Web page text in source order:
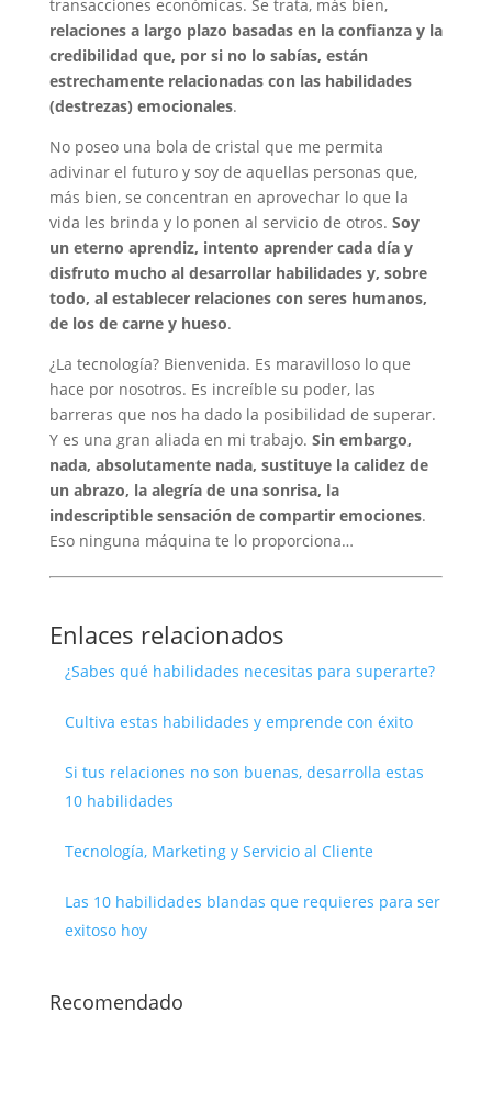
transacciones económicas. Se trata, más bien,
relaciones a largo plazo basadas en la confianza y la
credibilidad que, por si no lo sabías, están
estrechamente relacionadas con las habilidades
(destrezas) emocionales.
No poseo una bola de cristal que me permita
adivinar el futuro y soy de aquellas personas que,
más bien, se concentran en aprovechar lo que la
vida les brinda y lo ponen al servicio de otros. Soy
un eterno aprendiz, intento aprender cada día y
disfruto mucho al desarrollar habilidades y, sobre
todo, al establecer relaciones con seres humanos,
de los de carne y hueso.
¿La tecnología? Bienvenida. Es maravilloso lo que
hace por nosotros. Es increíble su poder, las
barreras que nos ha dado la posibilidad de superar.
Y es una gran aliada en mi trabajo. Sin embargo,
nada, absolutamente nada, sustituye la calidez de
un abrazo, la alegría de una sonrisa, la
indescriptible sensación de compartir emociones.
Eso ninguna máquina te lo proporciona…
Enlaces relacionados
¿Sabes qué habilidades necesitas para superarte?
Cultiva estas habilidades y emprende con éxito
Si tus relaciones no son buenas, desarrolla estas
10 habilidades
Tecnología, Marketing y Servicio al Cliente
Las 10 habilidades blandas que requieres para ser
exitoso hoy
Recomendado